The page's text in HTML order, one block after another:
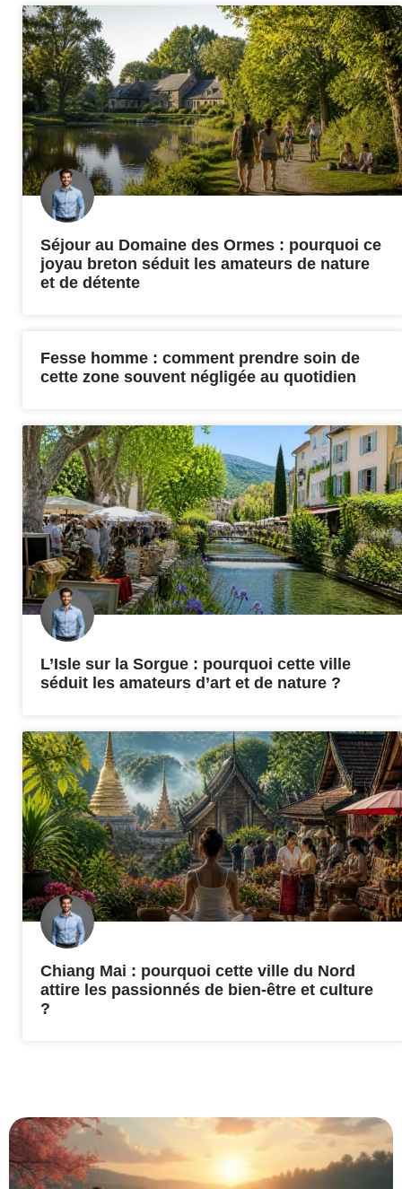
Séjour au Domaine des Ormes : pourquoi ce
joyau breton séduit les amateurs de nature
et de détente
Fesse homme : comment prendre soin de
cette zone souvent négligée au quotidien
L’Isle sur la Sorgue : pourquoi cette ville
séduit les amateurs d’art et de nature ?
Chiang Mai : pourquoi cette ville du Nord
attire les passionnés de bien-être et culture
?